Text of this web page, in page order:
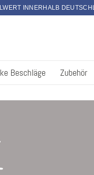
INNERHALB
Beschläge Zubehör